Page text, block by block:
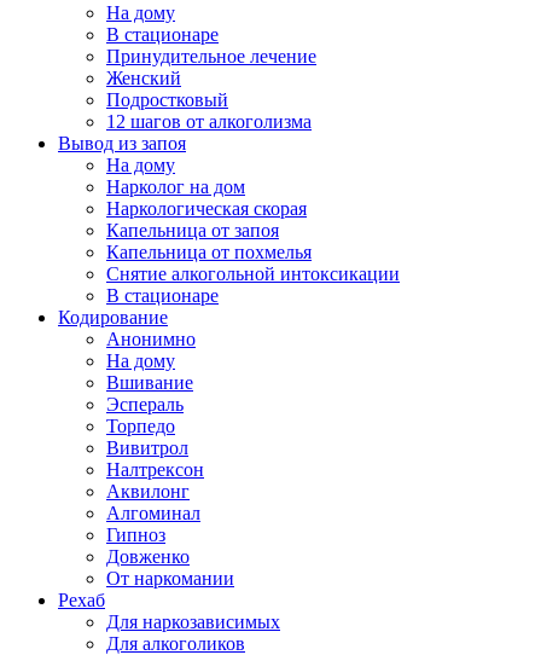
На дому
В стационаре
Принудительное лечение
Женский
Подростковый
12 шагов от алкоголизма
Вывод из запоя
На дому
Нарколог на дом
Наркологическая скорая
Капельница от запоя
Капельница от похмелья
Снятие алкогольной интоксикации
В стационаре
Кодирование
Анонимно
На дому
Вшивание
Эспераль
Торпедо
Вивитрол
Налтрексон
Аквилонг
Алгоминал
Гипноз
Довженко
От наркомании
Рехаб
Для наркозависимых
Для алкоголиков